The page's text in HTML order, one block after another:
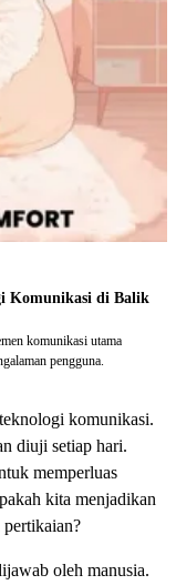
Komunikasi di Balik
komunikasi utama
pengguna.
komunikasi.
diuji setiap hari.
memperluas
kita menjadikan
pertikaian?
oleh manusia.